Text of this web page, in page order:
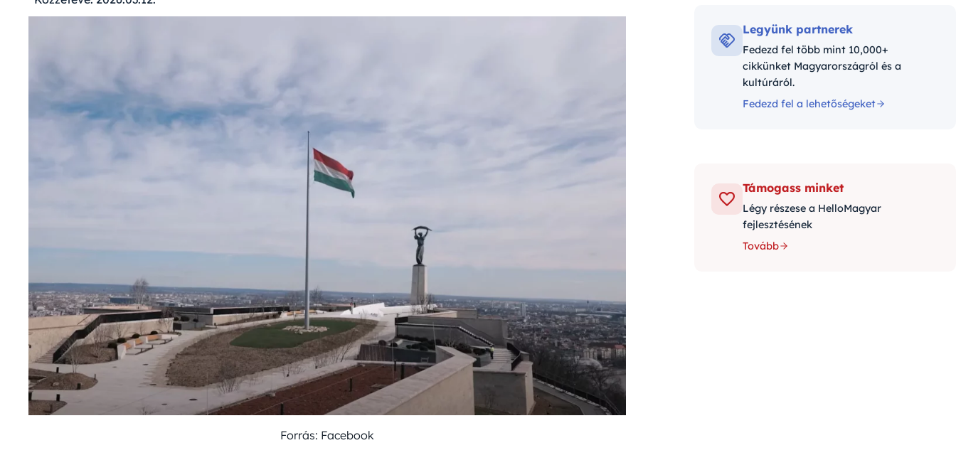
Forrás: Facebook
Legyünk partnerek
Fedezd fel több mint 10,000+
cikkünket Magyarországról és a
kultúráról.
Fedezd fel a lehetőségeket
Támogass minket
Légy részese a HelloMagyar
fejlesztésének
Tovább